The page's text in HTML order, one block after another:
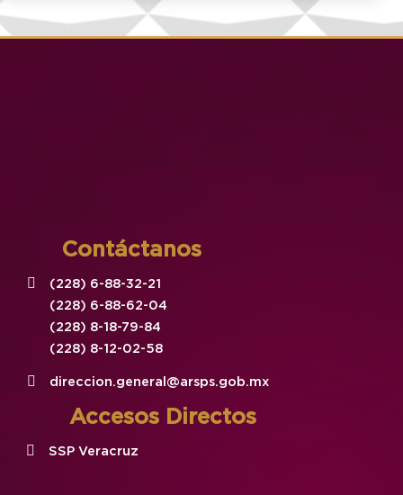
Contáctanos
(228) 6-88-32-21
(228) 6-88-62-04
(228) 8-18-79-84
(228) 8-12-02-58
direccion.general@arsps.gob.mx
Accesos Directos
SSP Veracruz